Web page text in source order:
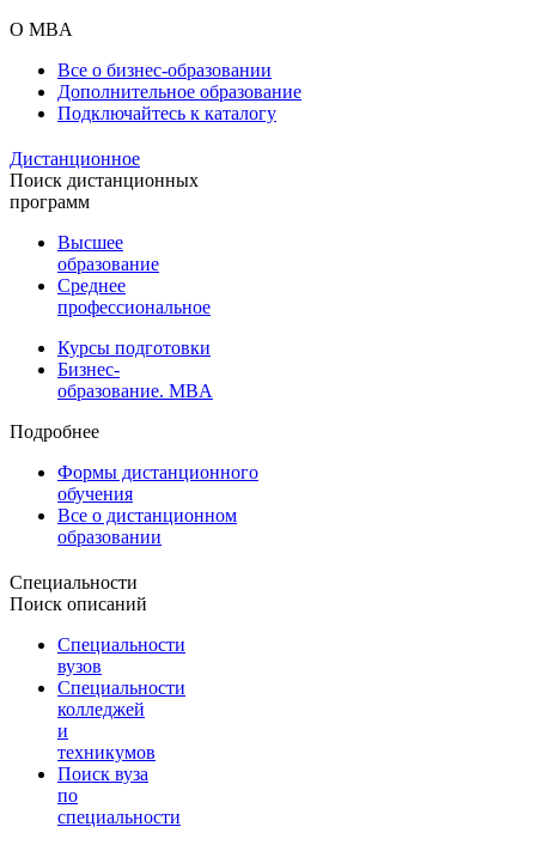
О MBA
Все о бизнес-образовании
Дополнительное образование
Подключайтесь к каталогу
Дистанционное
Поиск дистанционных
программ
Высшее
образование
Среднее
профессиональное
Курсы подготовки
Бизнес-
образование. MBA
Подробнее
Формы дистанционного
обучения
Все о дистанционном
образовании
Специальности
Поиск описаний
Специальности
вузов
Специальности
колледжей
и
техникумов
Поиск вуза
по
специальности